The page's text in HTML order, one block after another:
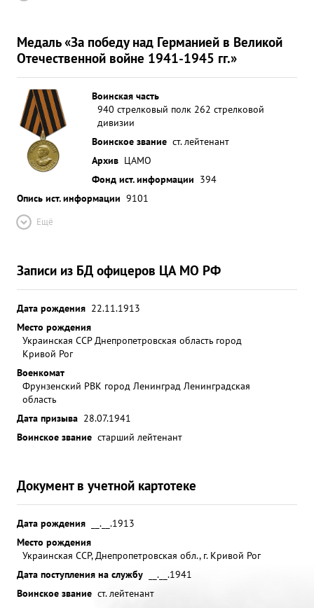
Медаль «За победу над Германией в Великой
Отечественной войне 1941-1945 гг.»
Воинская часть
940 стрелковый полк 262 стрелковой
дивизии
Воинское звание ст. лейтенант
Архив ЦАМО
Фонд ист. информации 394
Опись ист. информации 9101
Ещё
Записи из БД офицеров ЦА МО РФ
Дата рождения 22.11.1913
Место рождения
Украинская ССР Днепропетровская область город
Кривой Рог
Военкомат
Фрунзенский РВК город Ленинград Ленинградская
область
Дата призыва 28.07.1941
Воинское звание старший лейтенант
Документ в учетной картотеке
Дата рождения
__.__.1913
Место рождения
Украинская ССР, Днепропетровская обл., г. Кривой Рог
Дата поступления на службу
__.__.1941
Воинское звание ст. лейтенант